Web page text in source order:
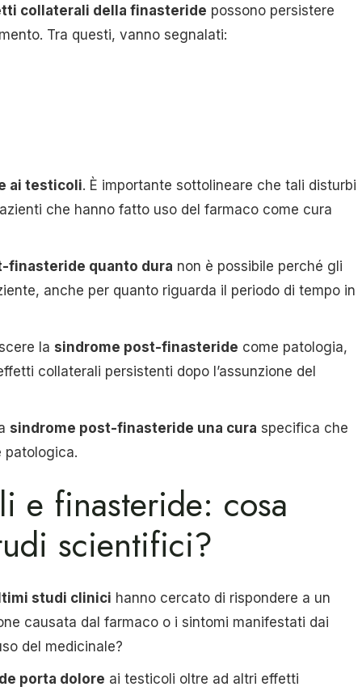
collaterali della finasteride possono persistere
Tra questi, vanno segnalati:
ai testicoli. È importante sottolineare che tali disturbi
che hanno fatto uso del farmaco come cura
finasteride quanto dura non è possibile perché gli
anche per quanto riguarda il periodo di tempo in
la sindrome post-finasteride come patologia,
collaterali persistenti dopo l’assunzione del
sindrome post-finasteride una cura specifica che
patologica.
e finasteride: cosa
scientifici?
studi clinici hanno cercato di rispondere a un
causata dal farmaco o i sintomi manifestati dai
del medicinale?
porta dolore ai testicoli oltre ad altri effetti